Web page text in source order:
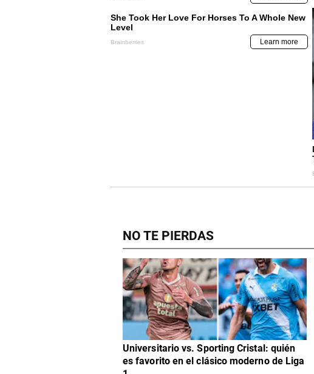
NO TE PIERDAS
Universitario vs. Sporting Cristal: quién
es favorito en el clásico moderno de Liga